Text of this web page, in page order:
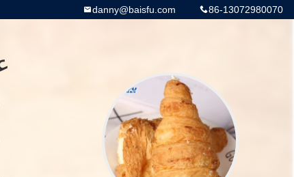
86-13072980070
danny@baisfu.com